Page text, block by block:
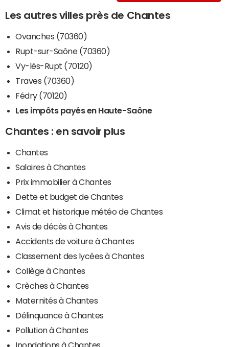
Les autres villes près de Chantes
Ovanches (70360)
Rupt-sur-Saône (70360)
Vy-lès-Rupt (70120)
Traves (70360)
Fédry (70120)
Les impôts payés en Haute-Saône
Chantes : en savoir plus
Chantes
Salaires à Chantes
Prix immobilier à Chantes
Dette et budget de Chantes
Climat et historique météo de Chantes
Avis de décès à Chantes
Accidents de voiture à Chantes
Classement des lycées à Chantes
Collège à Chantes
Crèches à Chantes
Maternités à Chantes
Délinquance à Chantes
Pollution à Chantes
Inondations à Chantes